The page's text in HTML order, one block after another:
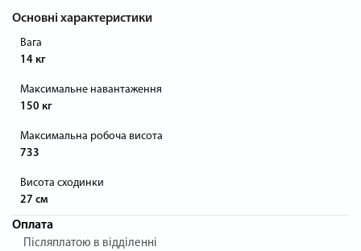
Основні характеристики
Вага
14 кг
Максимальне навантаження
150 кг
Максимальна робоча висота
733
Висота сходинки
27 см
Оплата
Післяплатою в відділенні